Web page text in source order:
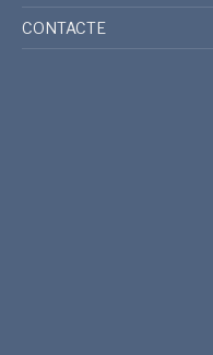
CONTACTE